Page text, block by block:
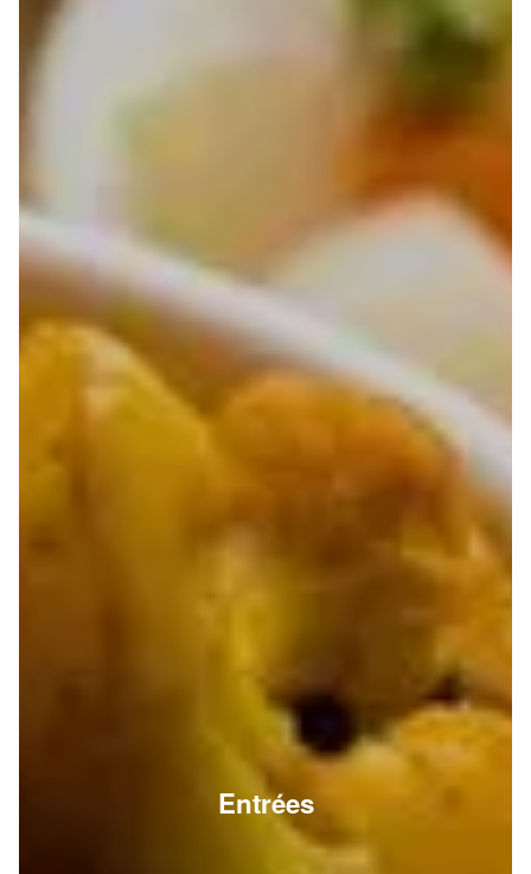
Entrées